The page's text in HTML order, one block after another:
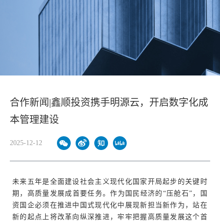
合作新闻|鑫顺投资携手明源云，开启数字化成
本管理建设
2025-12-12
未来五年是全面建设社会主义现代化国家开局起步的关键时
期，高质量发展成首要任务。作为国民经济的“压舱石”，国
资国企必须在推进中国式现代化中展现新担当新作为，站在
新的起点上将改革向纵深推进，牢牢把握高质量发展这个首